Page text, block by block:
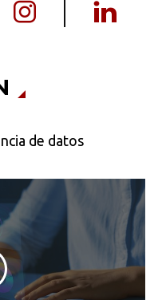
de datos